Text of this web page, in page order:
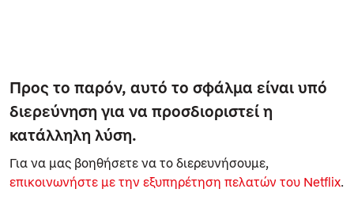
Προς το παρόν, αυτό το σφάλμα είναι υπό
διερεύνηση για να προσδιοριστεί η
κατάλληλη λύση.
Για να μας βοηθήσετε να το διερευνήσουμε,
επικοινωνήστε με την εξυπηρέτηση πελατών του Netflix.